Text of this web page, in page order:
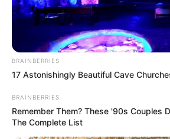
BRAINBERRIES
17 Astonishingly Beautiful Cave
BRAINBERRIES
Remember Them? These '90s Couples
The Complete List